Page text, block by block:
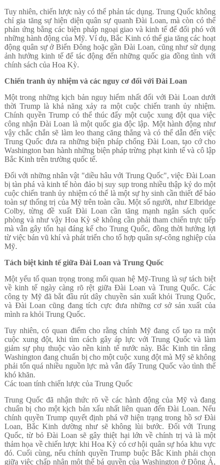
Tuy nhiên, chiến lược này có thể phản tác dụng. Trung Quốc không
chỉ gia tăng sự hiện diện quân sự quanh Đài Loan, mà còn có thể
phản ứng bằng các biện pháp ngoại giao và kinh tế để đối phó với
những hành động của Mỹ. Ví dụ, Bắc Kinh có thể gia tăng các hoạt
động quân sự ở Biển Đông hoặc gần Đài Loan, cũng như sử dụng
ảnh hưởng kinh tế để tác động đến những quốc gia đồng tình với
chính sách của Hoa Kỳ.
Chiến tranh ủy nhiệm và các nguy cơ đối với Đài Loan
Một trong những kịch bản nguy hiểm nhất đối với Đài Loan dưới
thời Trump là khả năng xảy ra một cuộc chiến tranh ủy nhiệm.
Chính quyền Trump có thể thúc đẩy một cuộc xung đột qua việc
công nhận Đài Loan là một quốc gia độc lập. Một hành động như
vậy chắc chắn sẽ làm leo thang căng thẳng và có thể dẫn đến việc
Trung Quốc đưa ra những biện pháp chống Đài Loan, tạo cớ cho
Washington ban hành những biện pháp trừng phạt kinh tế và cô lập
Bắc Kinh trên trường quốc tế.
Đối với những nhân vật "diều hâu với Trung Quốc", việc Đài Loan
bị tàn phá và kinh tế hòn đảo bị suy sụp trong nhiều thập kỷ do một
cuộc chiến tranh ủy nhiệm có thể là một sự hy sinh cần thiết để bảo
toàn sự thống trị của Mỹ trên toàn cầu. Một số người, như Elbridge
Colby, từng đề xuất Đài Loan cần tăng mạnh ngân sách quốc
phòng và như vậy Hoa Kỳ sẽ không cần phải tham chiến trực tiếp
mà vẫn gây tổn hại đáng kể cho Trung Quốc, đồng thời hưởng lợi
từ việc bán vũ khí và phát triển cho tổ hợp quân sự-công nghiệp của
Mỹ.
Tách biệt kinh tế giữa Đài Loan và Trung Quốc
Một yếu tố quan trọng trong mối quan hệ Mỹ-Trung là sự tách biệt
về kinh tế ngày càng rõ rệt giữa Đài Loan và Trung Quốc. Các
công ty Mỹ đã bắt đầu rút dây chuyền sản xuất khỏi Trung Quốc,
và Đài Loan cũng đang tích cực đưa những cơ sở sản xuất của
mình ra khỏi Trung Quốc.
Tuy nhiên, có quan điểm cho rằng chính Mỹ đang cố tạo ra một
cuộc xung đột, khi tìm cách gây áp lực với Trung Quốc và làm
giảm sự phụ thuộc vào nền kinh tế nước này. Bắc Kinh tin rằng
Washington đang chuẩn bị cho một cuộc xung đột mà Mỹ sẽ không
phải tốn quá nhiều nguồn lực mà vẫn đẩy Trung Quốc vào tình thế
khó khăn.
Các toan tính chiến lược của Trung Quốc
Trung Quốc đã nhận thức rõ về các hành động của Mỹ và đang
chuẩn bị cho một kịch bản xấu nhất liên quan đến Đài Loan. Nếu
chính quyền Trump quyết định phá vỡ hiện trạng trong hồ sơ Đài
Loan, Bắc Kinh dường như sẽ không lùi bước. Đối với Trung
Quốc, từ bỏ Đài Loan sẽ gây thiệt hại lớn về chính trị và là một
thảm họa về chiến lược khi Hoa Kỳ có cơ hội quân sự hóa khu vực
đó. Cuối cùng, nếu chính quyền Trump buộc Bắc Kinh phải chọn
giữa việc chấp nhận một thế bá quyền của Washington ở Đông Á,